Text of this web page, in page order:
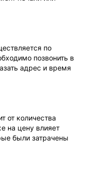
по
позвонить в
адрес и время
от количества
на цену влияет
были затрачены